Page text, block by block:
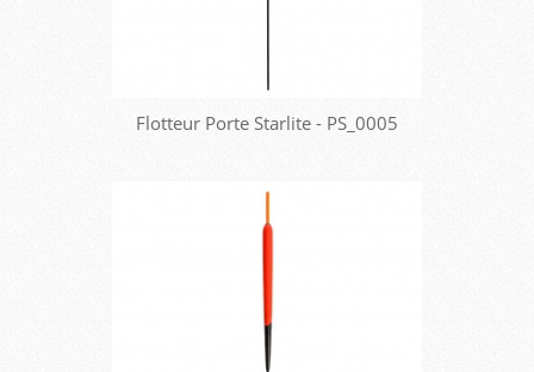
Flotteur Porte Starlite - PS_0005